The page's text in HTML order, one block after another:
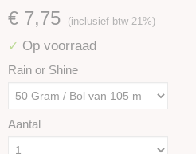
€ 7,75 (inclusief btw 21%)
✓ Op voorraad
Rain or Shine
Aantal